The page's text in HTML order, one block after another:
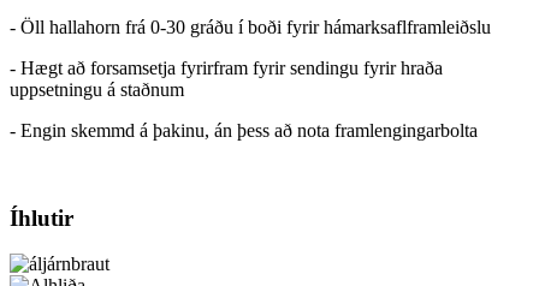
- Öll hallahorn frá 0-30 gráðu í boði fyrir hámarksaflframleiðslu
- Hægt að forsamsetja fyrirfram fyrir sendingu fyrir hraða
uppsetningu á staðnum
- Engin skemmd á þakinu, án þess að nota framlengingarbolta
Íhlutir